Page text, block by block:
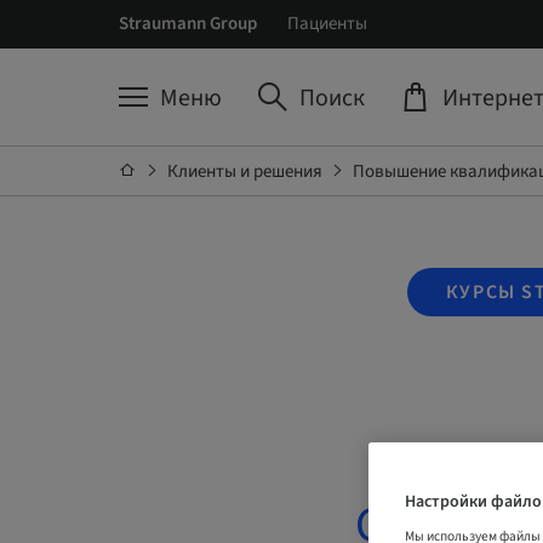
Straumann Group Пациенты
Меню Поиск
Клиенты и решения Повышение
КУРСЫ
Настройки
Мы используем файлы